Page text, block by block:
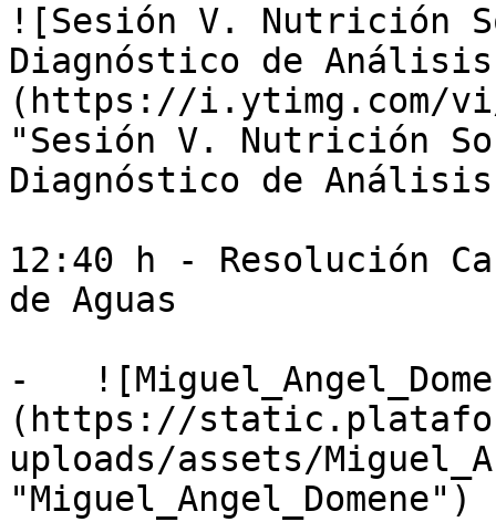
![Sesión V. Nutrición
Diagnóstico de
(https://i.ytimg.com/vi/
"Sesión V. Nutrición
Diagnóstico de
12:40 h - Resolución
de Aguas
-
(https://
uploads/assets/
"Miguel_Angel_Domene")